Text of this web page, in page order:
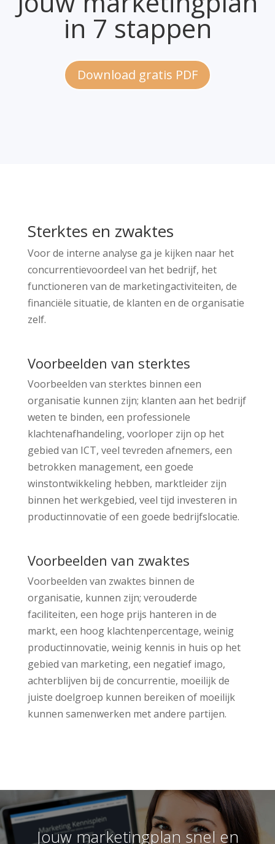
in 7 stappen
Download gratis PDF
Sterktes en zwaktes
Voor de interne analyse ga je kijken naar het
concurrentievoordeel van het bedrijf, het
functioneren van de marketingactiviteiten, de
financiële situatie, de klanten en de organisatie
zelf.
Voorbeelden van sterktes
Voorbeelden van sterktes binnen een
organisatie kunnen zijn; klanten aan het bedrijf
weten te binden, een professionele
klachtenafhandeling, voorloper zijn op het
gebied van ICT, veel tevreden afnemers, een
betrokken management, een goede
winstontwikkeling hebben, marktleider zijn
binnen het werkgebied, veel tijd investeren in
productinnovatie of een goede bedrijfslocatie.
Voorbeelden van zwaktes
Voorbeelden van zwaktes binnen de
organisatie, kunnen zijn; verouderde
faciliteiten, een hoge prijs hanteren in de
markt, een hoog klachtenpercentage, weinig
productinnovatie, weinig kennis in huis op het
gebied van marketing, een negatief imago,
achterblijven bij de concurrentie, moeilijk de
juiste doelgroep kunnen bereiken of moeilijk
kunnen samenwerken met andere partijen.
Jouw marketingplan snel en